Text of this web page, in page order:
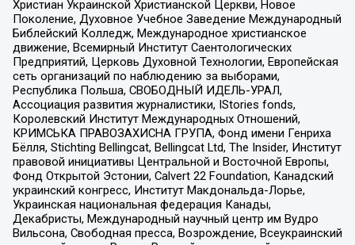
Христиан Украинской Христианской Церкви, Новое
Поколение, Духовное Учебное Заведение Международный
Библейский Колледж, Международное христианское
движение, Всемирный Институт Саентологических
Предприятий, Церковь Духовной Технологии, Европейская
сеть организаций по наблюдению за выборами,
Республика Польша, СВОБОДНЫЙ ИДЕЛЬ-УРАЛ,
Ассоциация развития журналистики, IStories fonds,
Королевский Институт Международных Отношений,
КРИМСЬКА ПРАВОЗАХИСНА ГРУПА, Фонд имени Генриха
Бёлля, Stichting Bellingcat, Bellingcat Ltd, The Insider, Институт
правовой инициативы Центральной и Восточной Европы,
Фонд Открытой Эстонии, Calvert 22 Foundation, Канадский
украинский конгресс, Институт Макдональда-Лорье,
Украинская национальная федерация Канады,
Декабристы, Международный научный центр им Вудро
Вильсона, Свободная пресса, Возрождение, Всеукраинский